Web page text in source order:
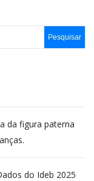
da figura paterna
do Ideb 2025